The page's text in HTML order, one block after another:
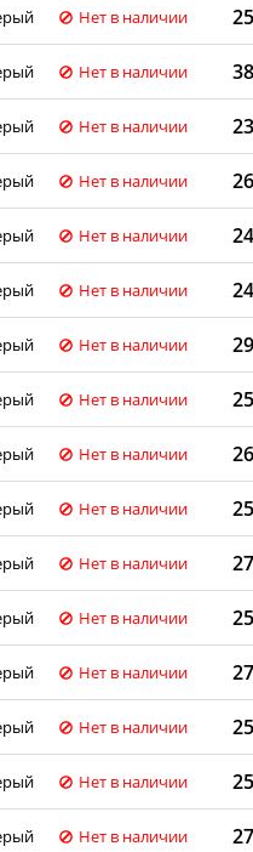
Нет в наличии
Нет в наличии
Нет в наличии
Нет в наличии
Нет в наличии
Нет в наличии
Нет в наличии
Нет в наличии
Нет в наличии
Нет в наличии
Нет в наличии
Нет в наличии
Нет в наличии
Нет в наличии
Нет в наличии
Нет в наличии